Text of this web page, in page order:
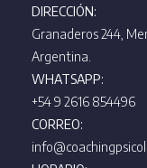
DIRECCIÓN:
Granaderos 244,
Argentina.
WHATSAPP:
+54 9 2616 854496
CORREO: